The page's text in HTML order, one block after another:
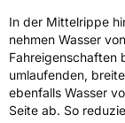
NasshaftungD
Rollgeräusch
Rollgeräusch (dB)
In der Mittelrippe
nehmen Wasser
Fahreigenschaften
umlaufenden,
ebenfalls Wasser
Seite ab. So